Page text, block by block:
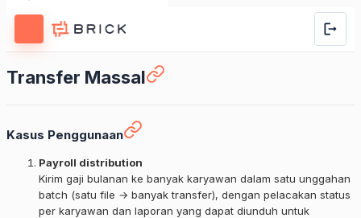
Transfer Massal
Kasus Penggunaan
Payroll distribution
Kirim gaji bulanan ke banyak karyawan dalam satu unggahan
batch (satu file → banyak transfer), dengan pelacakan status
per karyawan dan laporan yang dapat diunduh untuk